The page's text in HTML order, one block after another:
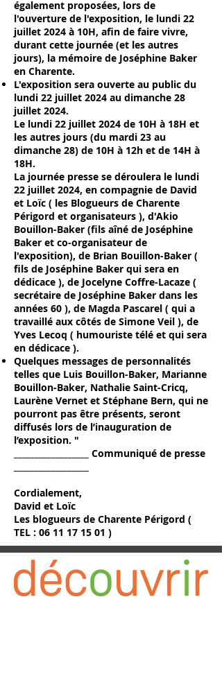
également proposées, lors de
l'ouverture de l'exposition, le lundi 22
juillet 2024 à 10H, afin de faire vivre,
durant cette journée (et les autres
jours), la mémoire de Joséphine Baker
en Charente.
L'exposition sera ouverte au public du
lundi 22 juillet 2024 au dimanche 28
juillet 2024.
Le lundi 22 juillet 2024 de 10H à 18H et
les autres jours (du mardi 23 au
dimanche 28) de 10H à 12h et de 14H à
18H.
La journée presse se déroulera le lundi
22 juillet 2024, en compagnie de David
et Loïc ( les Blogueurs de Charente
Périgord et organisateurs ), d'Akio
Bouillon-Baker (fils aîné de Joséphine
Baker et co-organisateur de
l'exposition), de Brian Bouillon-Baker (
fils de Joséphine Baker qui sera en
dédicace ), de Jocelyne Coffre-Lacaze (
secrétaire de Joséphine Baker dans les
années 60 ), de Magda Pascarel ( qui a
travaillé aux côtés de Simone Veil ), de
Yves Lecoq ( humouriste télé et qui sera
en dédicace ).
Quelques messages de personnalités
telles que Luis Bouillon-Baker, Marianne
Bouillon-Baker, Nathalie Saint-Cricq,
Laurène Vernet et Stéphane Bern, qui ne
pourront pas être présents, seront
diffusés lors de l’inauguration de
l’exposition. "
__________________ Communiqué de presse
Cordialement,
David et Loïc
Les blogueurs de Charente Périgord (
TEL : 06 11 17 15 01 )